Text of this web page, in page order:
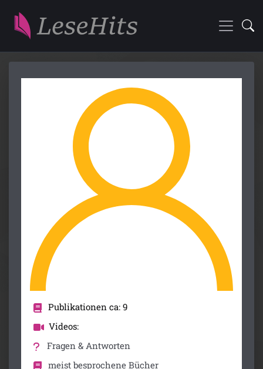
Publikationen ca: 9
Videos:
Fragen & Antworten
meist besprochene Bücher